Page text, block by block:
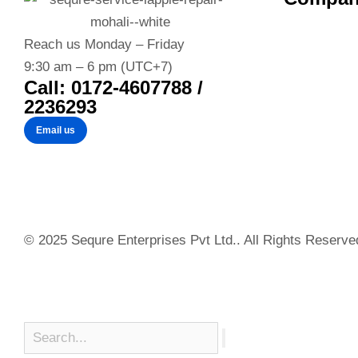
Reach us Monday – Friday
9:30 am – 6 pm (UTC+7)
Call: 0172-4607788 /
2236293
Email us
© 2025 Sequre Enterprises Pvt Ltd.. All Rights